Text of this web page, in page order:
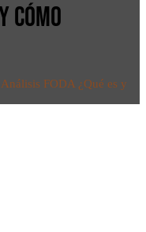
CÓMO
Análisis FODA ¿Qué es y